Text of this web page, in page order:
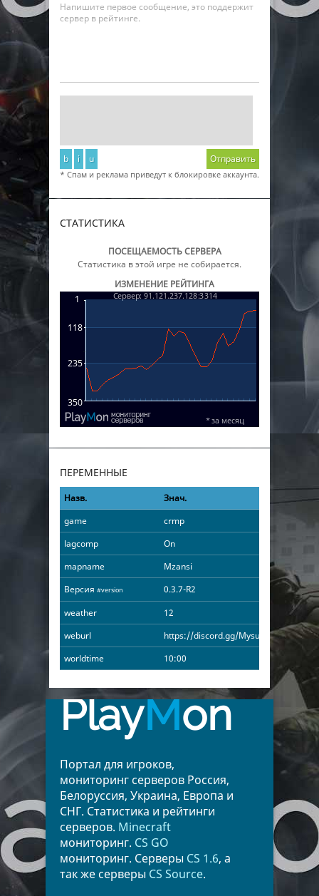
Напишите первое сообщение, это поддержит
сервер в рейтинге.
b i u Отправить
* Спам и реклама приведут к блокировке аккаунта.
СТАТИСТИКА
ПОСЕЩАЕМОСТЬ СЕРВЕРА
Статистика в этой игре не собирается.
ИЗМЕНЕНИЕ РЕЙТИНГА
ПЕРЕМЕННЫЕ
Назв.
Знач.
game
crmp
lagcomp
On
mapname
Mzansi
Версия #version
0.3.7-R2
weather
12
weburl
https://discord.gg/MysutX77Cr
worldtime
10:00
PlayMon
Портал для игроков,
мониторинг серверов Россия,
Белоруссия, Украина, Европа и
СНГ. Статистика и рейтинги
серверов. Minecraft
мониторинг. CS GO
мониторинг. Серверы CS 1.6, а
так же серверы CS Source.